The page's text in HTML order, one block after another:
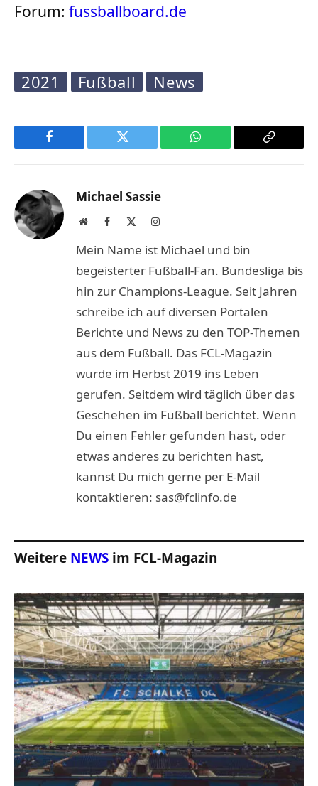
Forum: fussballboard.de
2021 Fußball News
Facebook Twitter WhatsApp
Copy
Michael Sassie
WebsiteFacebook Instagram
Mein Name ist Michael und bin
begeisterter Fußball-Fan. Bundesliga bis
hin zur Champions-League. Seit Jahren
schreibe ich auf diversen Portalen
Berichte und News zu den TOP-Themen
aus dem Fußball. Das FCL-Magazin
wurde im Herbst 2019 ins Leben
gerufen. Seitdem wird täglich über das
Geschehen im Fußball berichtet. Wenn
Du einen Fehler gefunden hast, oder
etwas anderes zu berichten hast,
kannst Du mich gerne per E-Mail
kontaktieren: sas@fclinfo.de
Weitere NEWS im FCL-Magazin